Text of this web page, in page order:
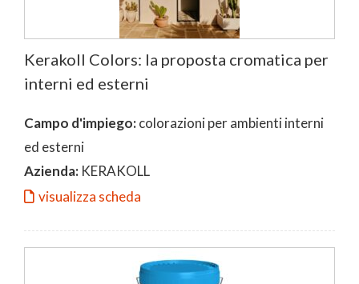
Kerakoll Colors: la proposta cromatica per
interni ed esterni
Campo d'impiego:colorazioni per ambienti interni
ed esterni
Azienda: KERAKOLL
visualizza scheda